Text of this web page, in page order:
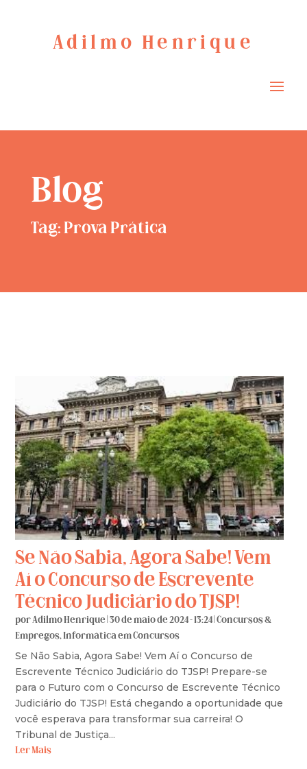
Adilmo Henrique
Blog
Tag: Prova Prática
Se Não Sabia, Agora Sabe! Vem
Aí o Concurso de Escrevente
Técnico Judiciário do TJSP!
porAdilmo Henrique |30 de maio de 2024 - 13:24 |Concursos &
Empregos,Informática em Concursos
Se Não Sabia, Agora Sabe! Vem Aí o Concurso de
Escrevente Técnico Judiciário do TJSP! Prepare-se
para o Futuro com o Concurso de Escrevente Técnico
Judiciário do TJSP! Está chegando a oportunidade que
você esperava para transformar sua carreira! O
Tribunal de Justiça...
Ler Mais